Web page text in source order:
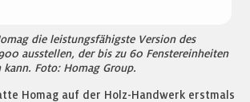
die leistungsfähigste Version des
ausstellen, der bis zu 60 Fenstereinheiten
Foto: Homag Group.
Homag auf der Holz-Handwerk erstmals